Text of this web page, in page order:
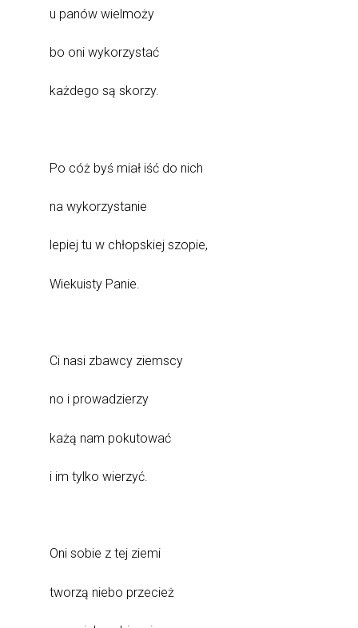
u panów wielmoży
bo oni wykorzystać
każdego są skorzy.
Po cóż byś miał iść do nich
na wykorzystanie
lepiej tu w chłopskiej szopie,
Wiekuisty Panie.
Ci nasi zbawcy ziemscy
no i prowadzierzy
każą nam pokutować
i im tylko wierzyć.
Oni sobie z tej ziemi
tworzą niebo przecież